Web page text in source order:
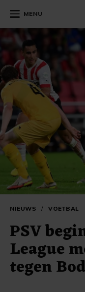
MENU
NIEUWS / VOETBAL
PSV
League
tegen